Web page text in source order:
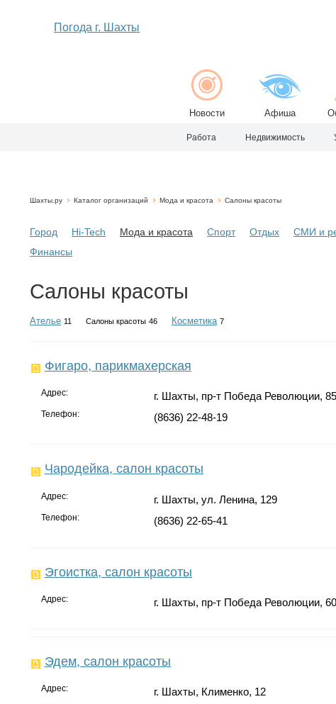
Погода г. Шахты
Новости Афиша
Работа Недвижимость
Шахты.ру Каталог организаций Мода и красота Салоны красоты
Город Hi-Tech Мода и красота Спорт Отдых СМИ и
Финансы
Салоны красоты
Ателье 11 Салоны красоты 46 Косметика 7
Фигаро, парикмахерская
Адрес: г. Шахты, пр-т Победа Революции,
Телефон: (8636) 22-48-19
Чародейка, салон красоты
Адрес: г. Шахты, ул. Ленина, 129
Телефон: (8636) 22-65-41
Эгоистка, салон красоты
Адрес: г. Шахты, пр-т Победа Революции, 60
Эдем, салон красоты
Адрес: г. Шахты, Клименко, 12